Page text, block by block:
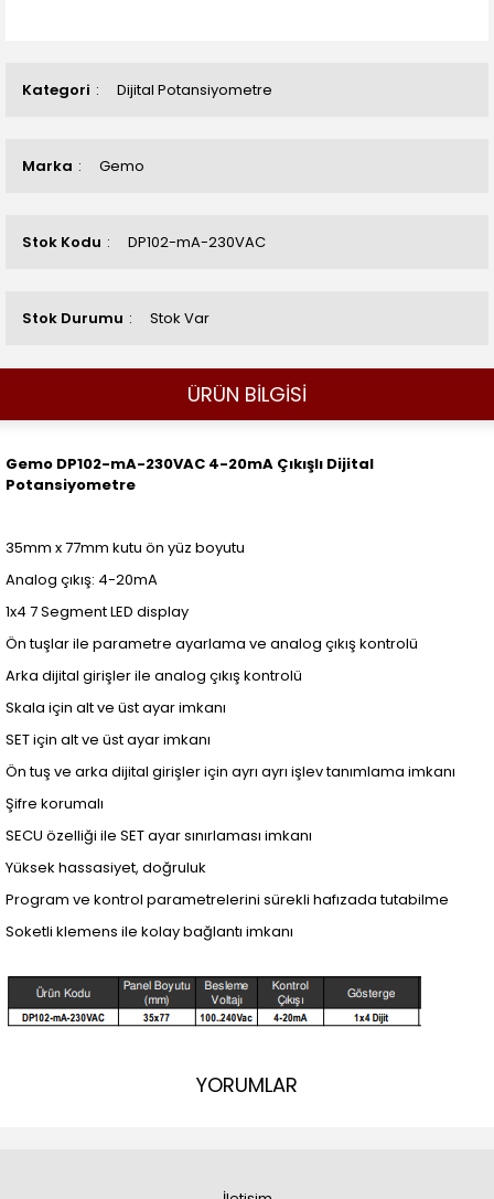
Kategori Dijital Potansiyometre
Marka Gemo
Stok Kodu DP102-mA-230VAC
Stok Durumu Stok Var
ÜRÜN BİLGİSİ
Gemo DP102-mA-230VAC 4-20mA Çıkışlı Dijital
Potansiyometre
35mm x 77mm kutu ön yüz boyutu
Analog çıkış: 4-20mA
1x4 7 Segment LED display
Ön tuşlar ile parametre ayarlama ve analog çıkış kontrolü
Arka dijital girişler ile analog çıkış kontrolü
Skala için alt ve üst ayar imkanı
SET için alt ve üst ayar imkanı
Ön tuş ve arka dijital girişler için ayrı ayrı işlev tanımlama imkanı
Şifre korumalı
SECU özelliği ile SET ayar sınırlaması imkanı
Yüksek hassasiyet, doğruluk
Program ve kontrol parametrelerini sürekli hafızada tutabilme
Soketli klemens ile kolay bağlantı imkanı
YORUMLAR